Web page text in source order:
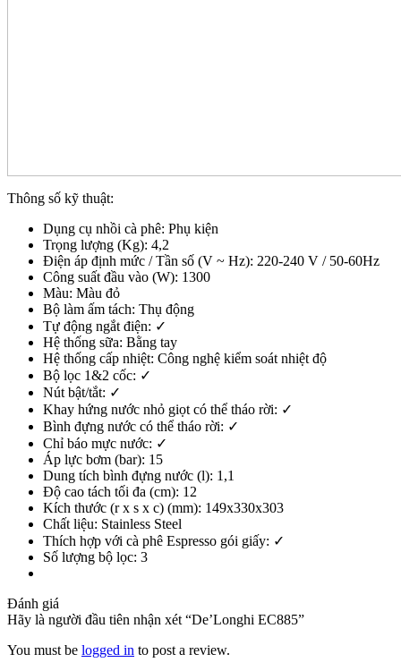
Thông số kỹ thuật:
Dụng cụ nhồi cà phê: Phụ kiện
Trọng lượng (Kg): 4,2
Điện áp định mức / Tần số (V ~ Hz): 220-240 V / 50-60Hz
Công suất đầu vào (W): 1300
Màu: Màu đỏ
Bộ làm ấm tách: Thụ động
Tự động ngắt điện: ✓
Hệ thống sữa: Bằng tay
Hệ thống cấp nhiệt: Công nghệ kiểm soát nhiệt độ
Bộ lọc 1&2 cốc: ✓
Nút bật/tắt: ✓
Khay hứng nước nhỏ giọt có thể tháo rời: ✓
Bình đựng nước có thể tháo rời: ✓
Chỉ báo mực nước: ✓
Áp lực bơm (bar): 15
Dung tích bình đựng nước (l): 1,1
Độ cao tách tối đa (cm): 12
Kích thước (r x s x c) (mm): 149x330x303
Chất liệu: Stainless Steel
Thích hợp với cà phê Espresso gói giấy: ✓
Số lượng bộ lọc: 3
Đánh giá
Hãy là người đầu tiên nhận xét “De’Longhi EC885”
You must be logged in to post a review.